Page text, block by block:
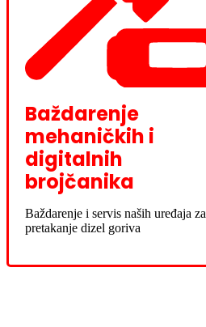
Baždarenje
mehaničkih i
digitalnih
brojčanika
Baždarenje i servis naših uređaja za
pretakanje dizel goriva